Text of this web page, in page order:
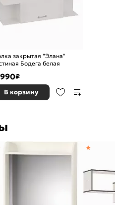
закрытая "Элана"
Бодега белая
₽
В корзину